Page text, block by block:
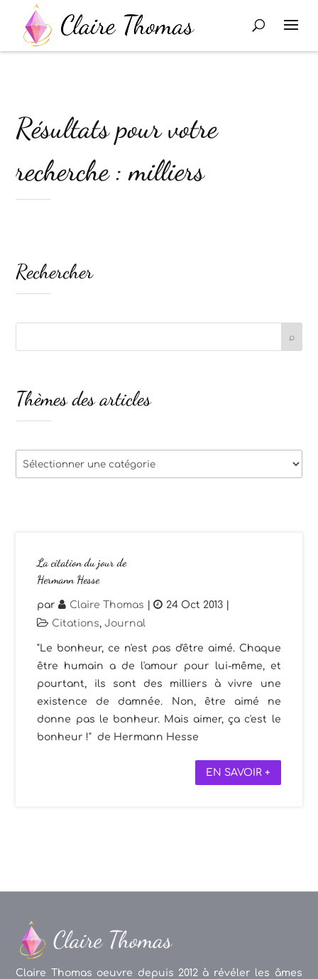
Résultats pour votre
recherche : milliers
La citation du jour de
Hermann Hesse
par Claire Thomas | 24 Oct 2013 |
Citations,Journal
"Le bonheur, ce n'est pas d'être aimé. Chaque
être humain a de l'amour pour lui-même, et
pourtant, ils sont des milliers à vivre une
existence de damnée. Non, être aimé ne
donne pas le bonheur. Mais aimer, ça c'est le
bonheur !" de Hermann Hesse
EN SAVOIR +
Rechercher
Thèmes des articles
Thèmes
des
Claire Thomas oeuvre depuis 2012 à révéler les âmes